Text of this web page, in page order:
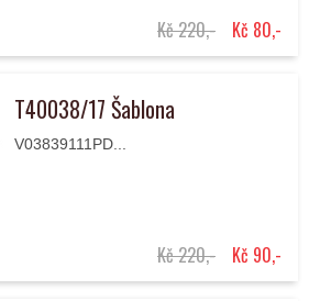
Kč 220,- Kč 80,-
T40038/17 Šablona
V03839111PD...
Kč 220,- Kč 90,-